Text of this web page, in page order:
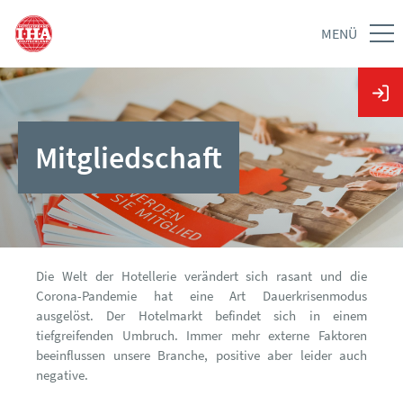
MENÜ
Mitgliedschaft
Die Welt der Hotellerie verändert sich rasant und die
Corona-Pandemie hat eine Art Dauerkrisenmodus
ausgelöst. Der Hotelmarkt befindet sich in einem
tiefgreifenden Umbruch. Immer mehr externe Faktoren
beeinflussen unsere Branche, positive aber leider auch
negative.